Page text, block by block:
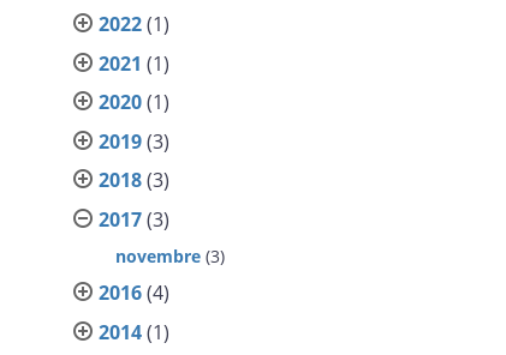
2022(1)
2021 (1)
2020(1)
2019(3)
2018(3)
2017(3)
novembre (3)
2016(4)
2014(1)